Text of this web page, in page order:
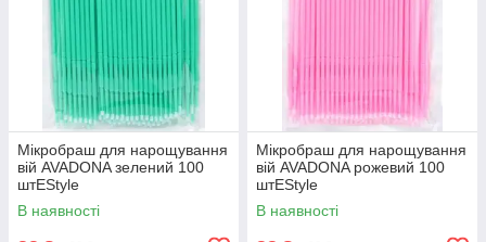
Мікробраш для нарощування
вій AVADONA зелений 100
штEStyle
В наявності
Мікробраш для нарощування
вій AVADONA рожевий 100
штEStyle
В наявності